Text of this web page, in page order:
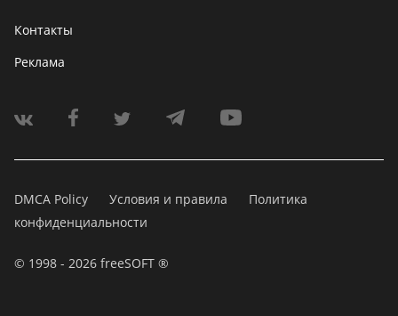
Контакты
Реклама
DMCA Policy Условия и правила
Политика
конфиденциальности
© 1998 - 2026 freeSOFT ®